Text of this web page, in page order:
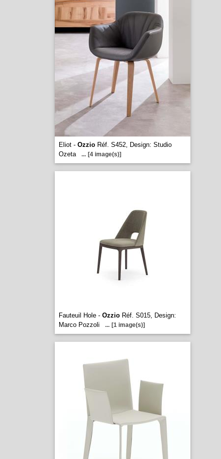
Eliot - OzzioRéf. S452, Design: Studio
Ozeta
... [4 image(s)]
Fauteuil Hole - OzzioRéf. S015, Design:
Marco Pozzoli
... [1 image(s)]